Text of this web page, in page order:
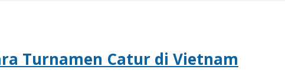
Turnamen Catur di Vietnam